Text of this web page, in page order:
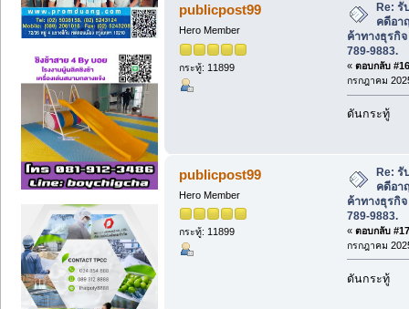
publicpost99
Hero Member
กระทู้: 11899
Re: รั
คดีอา
ค้าทางธุรกิ
789-9883.
« ตอบกลับ
กรกฎาคม
ดันกระทู้
publicpost99
Hero Member
กระทู้: 11899
Re: รั
คดีอา
ค้าทางธุรกิ
789-9883.
« ตอบกลับ
กรกฎาคม
ดันกระทู้